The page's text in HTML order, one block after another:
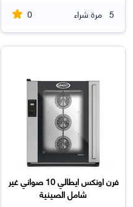
5 مرة شراء 0
فرن اونكس ايطالي 10 صواني غير
شامل الصينية